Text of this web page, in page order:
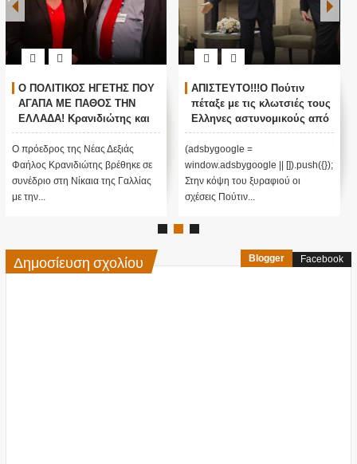
Ο ΠΟΛΙΤΙΚΟΣ ΗΓΕΤΗΣ ΠΟΥ
ΑΓΑΠΑ ΜΕ ΠΑΘΟΣ ΤΗΝ
ΕΛΛΑΔΑ! Κρανιδιώτης και
Μαρίν Λεπέν ενάντια στην
ισοπέδωση της
παγκοσμιοποίησης και τον
εποικισμό...!!!
Ο πρόεδρος της Νέας Δεξιάς
Φαήλος Κρανιδιώτης βρέθηκε σε
συνέδριο στη Νίκαια της Γαλλίας
με την...
ΑΠΙΣΤΕΥΤΟ!!!Ο Πούτιν
πέταξε με τις κλωτσιές τους
Ελληνες αστυνομικούς από
το Αγιο Ορος!!! Παγωμένες
οι σχέσεις Αθήνας
Μόσχας!!!
(adsbygoogle =
window.adsbygoogle || []).push({});
Στην κόψη του ξυραφιού οι
σχέσεις Πούτιν...
Δημοσίευση σχολίου Blogger Facebook